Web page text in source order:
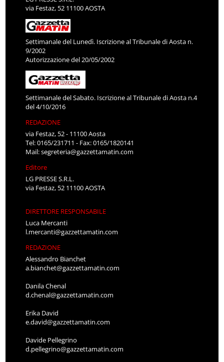
via Festaz, 52 11100 AOSTA
Settimanale del Lunedì. Iscrizione al Tribunale di Aosta n.
9/2002
Autorizzazione del 20/05/2002
Settimanale del Sabato. Iscrizione al Tribunale di Aosta n.4
del 4/10/2016
REDAZIONE
via Festaz, 52 - 11100 Aosta
Tel: 0165/231711 - Fax: 0165/1820141
Mail:segreteria@gazzettamatin.com
Editore
LG PRESSE S.R.L.
via Festaz, 52 11100 AOSTA
DIRETTORE RESPONSABILE
Luca Mercanti
l.mercanti@gazzettamatin.com
REDAZIONE
Alessandro Bianchet
a.bianchet@gazzettamatin.com
Danila Chenal
d.chenal@gazzettamatin.com
Erika David
e.david@gazzettamatin.com
Davide Pellegrino
d.pellegrino@gazzettamatin.com